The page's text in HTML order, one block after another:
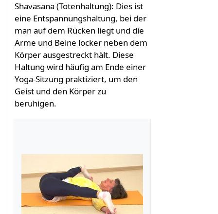
Shavasana (Totenhaltung): Dies ist
eine Entspannungshaltung, bei der
man auf dem Rücken liegt und die
Arme und Beine locker neben dem
Körper ausgestreckt hält. Diese
Haltung wird häufig am Ende einer
Yoga-Sitzung praktiziert, um den
Geist und den Körper zu
beruhigen.